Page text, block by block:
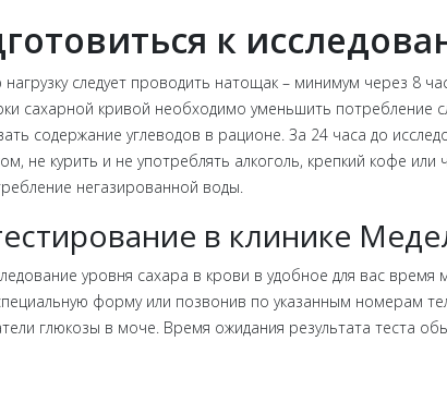
к
нагрузку следует проводить натощак – минимум через 8
сахарной кривой необходимо уменьшить потребление
содержание углеводов в рационе. За 24 часа до
не курить и не употреблять алкоголь, крепкий кофе
негазированной воды.
в клинике
уровня сахара в крови в удобное для вас
форму или позвонив по указанным номерам
глюкозы в моче. Время ожидания результата теста